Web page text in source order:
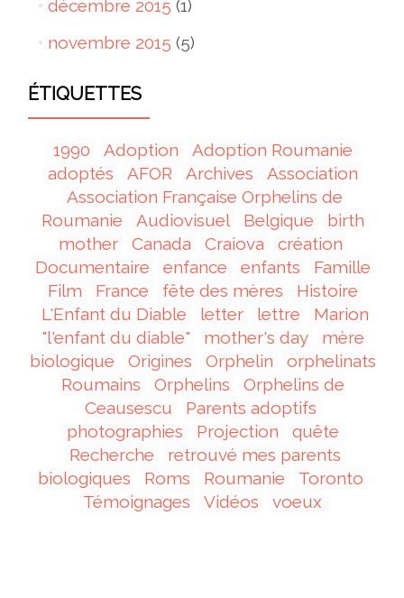
décembre 2015 (1)
novembre 2015 (5)
ÉTIQUETTES
1990 Adoption
Adoption Roumanie
adoptés
AFOR Archives
Association
Association Française Orphelins de
Roumanie
Audiovisuel Belgique
birth
mother
Canada Craiova
création
Documentaire
enfance enfants
Famille
Film
France fête des mères
Histoire
L'Enfant du Diable
letter lettre
Marion
"l'enfant du diable"
mother's day
mère
biologique
Origines Orphelin
orphelinats
Roumains
Orphelins
Orphelins de
Ceausescu
Parents adoptifs
photographies
Projection
quête
Recherche
retrouvé mes parents
biologiques
Roms Roumanie
Toronto
Témoignages
Vidéos voeux